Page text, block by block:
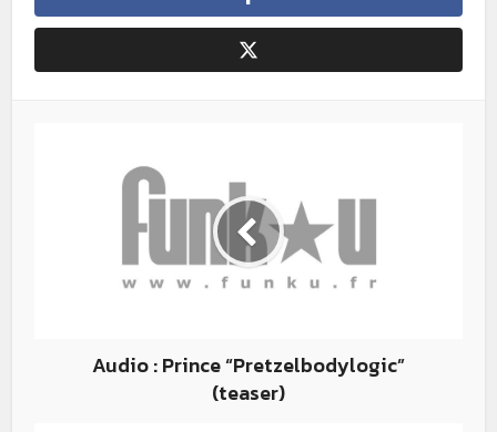
Audio : Prince “Pretzelbodylogic”
(teaser)